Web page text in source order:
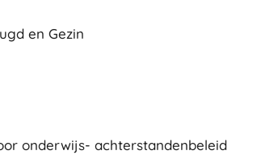
en Gezin
onderwijs- achterstandenbeleid